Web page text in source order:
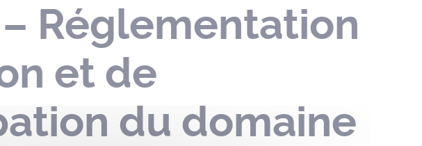
Réglementation
et de
du domaine